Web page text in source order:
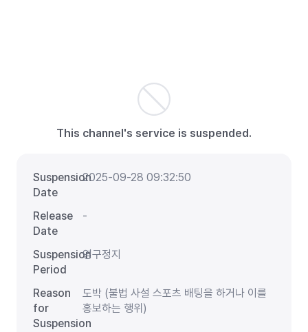
This channel's service is suspended.
Suspension
Date
2025-09-28 09:32:50
Release
Date
-
Suspension
Period
영구정지
Reason
for
Suspension
도박 (불법 사설 스포츠 배팅을 하거나 이를
홍보하는 행위)